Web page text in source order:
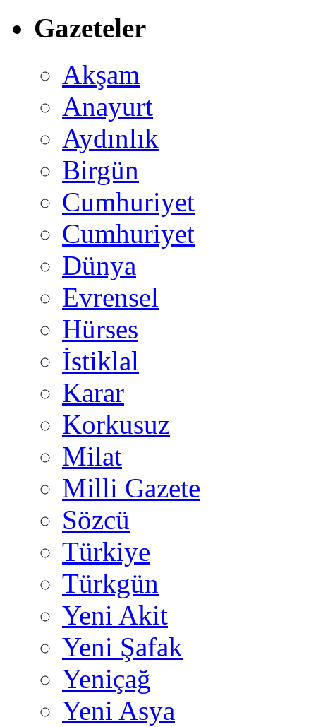
Gazeteler
Akşam
Anayurt
Aydınlık
Birgün
Cumhuriyet
Cumhuriyet
Dünya
Evrensel
Hürses
İstiklal
Karar
Korkusuz
Milat
Milli Gazete
Sözcü
Türkiye
Türkgün
Yeni Akit
Yeni Şafak
Yeniçağ
Yeni Asya